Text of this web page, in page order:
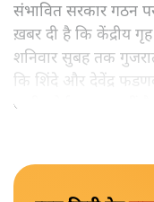
संभावित सरकार गठन
ख़बर दी है कि केंद्रीय
शनिवार सुबह तक
कि शिंदे और देवेंद्र
अभी कोई स्पष्टता नहीं है।